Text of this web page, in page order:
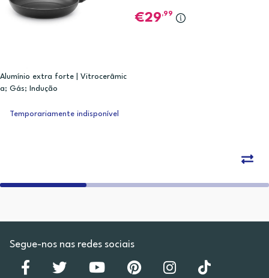
Alumínio extra forte | Vitrocerâmic
a; Gás; Indução
29,99
Temporariamente indisponível
Segue-nos nas redes sociais